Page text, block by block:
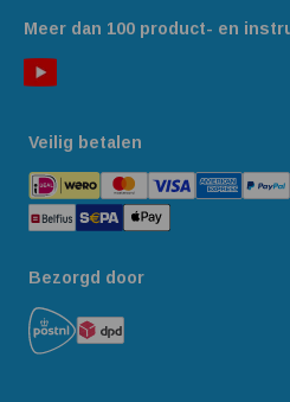
Meer dan 100 product- en
Veilig betalen
Bezorgd door